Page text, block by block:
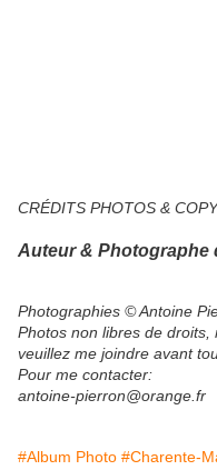
CRÉDITS PHOTOS &
Auteur & Photographe
Photographies © Antoine
Photos non libres de droits,
veuillez me joindre avant
Pour me contacter:
antoine-pierron@orange.fr
#Album Photo #Charente-